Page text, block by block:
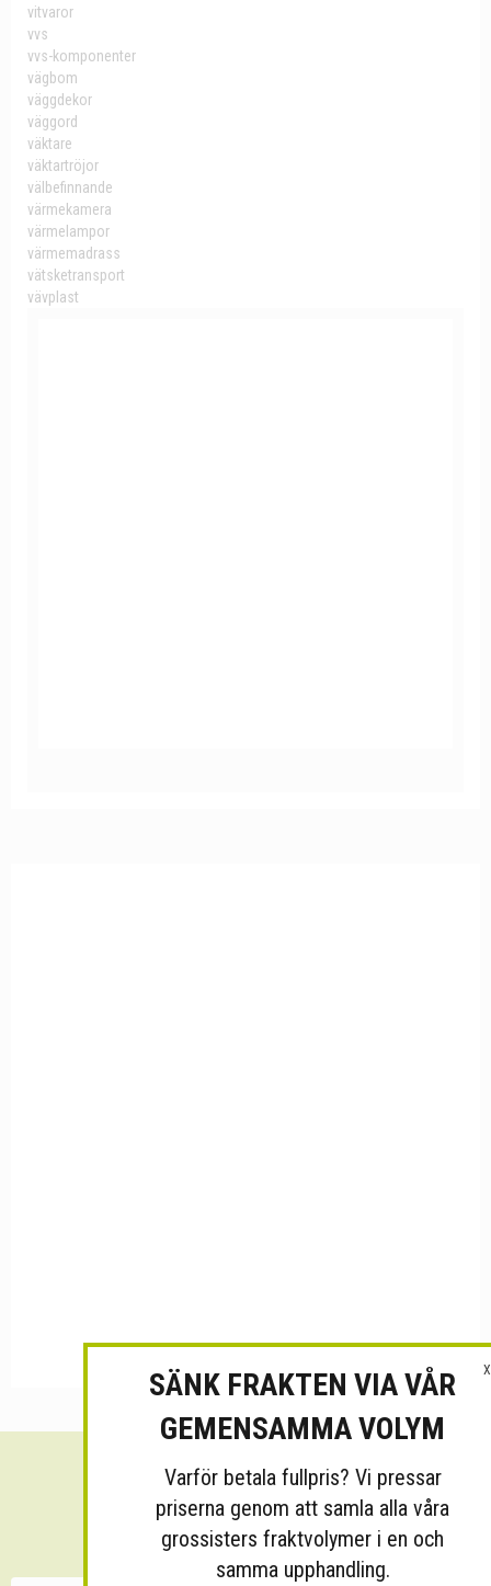
vitvaror
vvs
vvs-komponenter
vägbom
väggdekor
väggord
väktare
väktartröjor
välbefinnande
värmekamera
värmelampor
värmemadrass
vätsketransport
vävplast
Sänk dina fraktkostnader!
30 minuters kostnadsfri konsultation
X
SÄNK FRAKTEN VIA VÅR
GEMENSAMMA VOLYM
Varför betala fullpris? Vi pressar
priserna genom att samla alla våra
grossisters fraktvolymer i en och
samma upphandling.